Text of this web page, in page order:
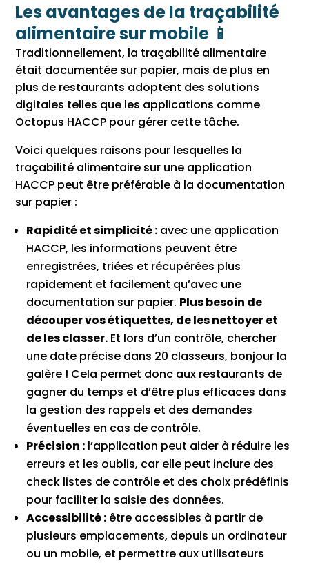
Les avantages de la traçabilité
alimentaire sur mobile 📱
Traditionnellement, la traçabilité alimentaire
était documentée sur papier, mais de plus en
plus de restaurants adoptent des solutions
digitales telles que les applications comme
Octopus HACCP pour gérer cette tâche.
Voici quelques raisons pour lesquelles la
traçabilité alimentaire sur une application
HACCP peut être préférable à la documentation
sur papier :
Rapidité et simplicité : avec une application
HACCP, les informations peuvent être
enregistrées, triées et récupérées plus
rapidement et facilement qu’avec une
documentation sur papier. Plus besoin de
découper vos étiquettes, de les nettoyer et
de les classer. Et lors d’un contrôle, chercher
une date précise dans 20 classeurs, bonjour la
galère ! Cela permet donc aux restaurants de
gagner du temps et d’être plus efficaces dans
la gestion des rappels et des demandes
éventuelles en cas de contrôle.
Précision : l’application peut aider à réduire les
erreurs et les oublis, car elle peut inclure des
check listes de contrôle et des choix prédéfinis
pour faciliter la saisie des données.
Accessibilité : être accessibles à partir de
plusieurs emplacements, depuis un ordinateur
ou un mobile, et permettre aux utilisateurs